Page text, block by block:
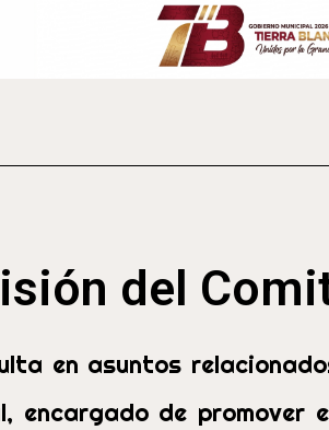
del
en asuntos
encargado de promover